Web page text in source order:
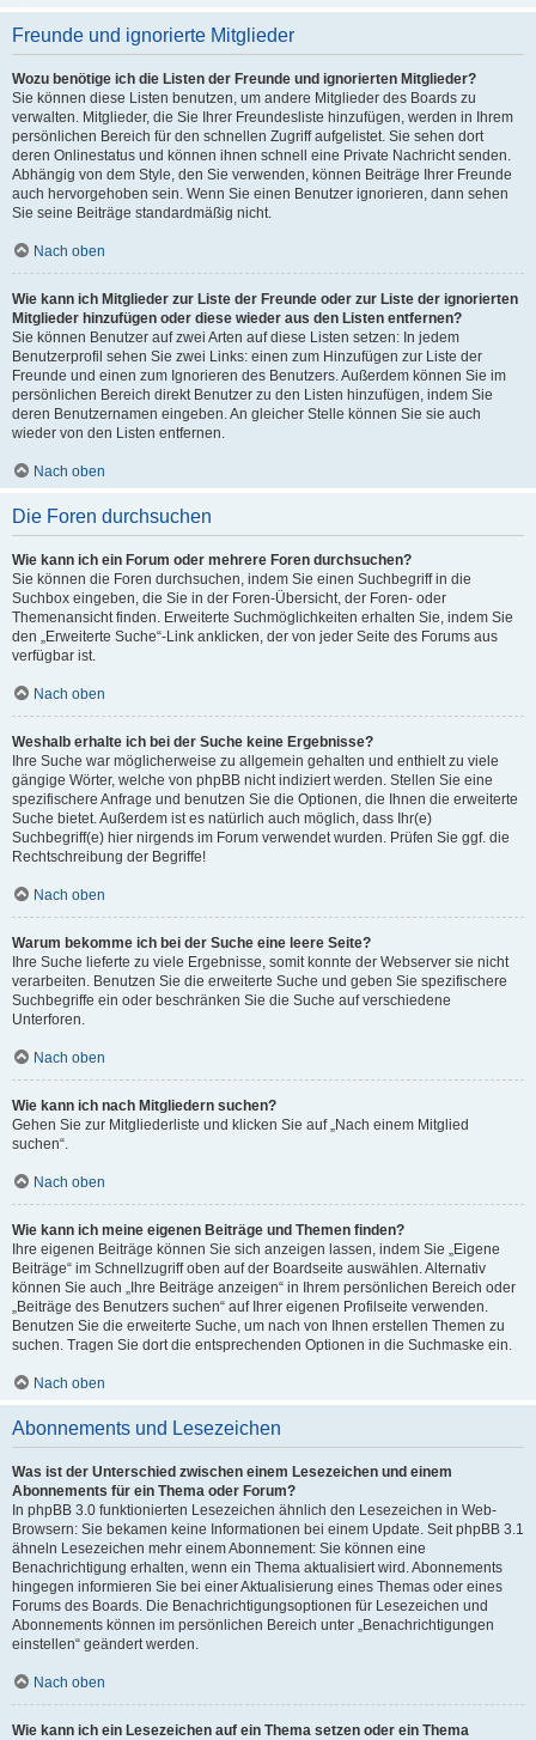
Freunde und ignorierte Mitglieder
Wozu benötige ich die Listen der Freunde und ignorierten Mitglieder?
Sie können diese Listen benutzen, um andere Mitglieder des Boards zu
verwalten. Mitglieder, die Sie Ihrer Freundesliste hinzufügen, werden in Ihrem
persönlichen Bereich für den schnellen Zugriff aufgelistet. Sie sehen dort
deren Onlinestatus und können ihnen schnell eine Private Nachricht senden.
Abhängig von dem Style, den Sie verwenden, können Beiträge Ihrer Freunde
auch hervorgehoben sein. Wenn Sie einen Benutzer ignorieren, dann sehen
Sie seine Beiträge standardmäßig nicht.
Nach oben
Wie kann ich Mitglieder zur Liste der Freunde oder zur Liste der ignorierten
Mitglieder hinzufügen oder diese wieder aus den Listen entfernen?
Sie können Benutzer auf zwei Arten auf diese Listen setzen: In jedem
Benutzerprofil sehen Sie zwei Links: einen zum Hinzufügen zur Liste der
Freunde und einen zum Ignorieren des Benutzers. Außerdem können Sie im
persönlichen Bereich direkt Benutzer zu den Listen hinzufügen, indem Sie
deren Benutzernamen eingeben. An gleicher Stelle können Sie sie auch
wieder von den Listen entfernen.
Nach oben
Die Foren durchsuchen
Wie kann ich ein Forum oder mehrere Foren durchsuchen?
Sie können die Foren durchsuchen, indem Sie einen Suchbegriff in die
Suchbox eingeben, die Sie in der Foren-Übersicht, der Foren- oder
Themenansicht finden. Erweiterte Suchmöglichkeiten erhalten Sie, indem Sie
den „Erweiterte Suche“-Link anklicken, der von jeder Seite des Forums aus
verfügbar ist.
Nach oben
Weshalb erhalte ich bei der Suche keine Ergebnisse?
Ihre Suche war möglicherweise zu allgemein gehalten und enthielt zu viele
gängige Wörter, welche von phpBB nicht indiziert werden. Stellen Sie eine
spezifischere Anfrage und benutzen Sie die Optionen, die Ihnen die erweiterte
Suche bietet. Außerdem ist es natürlich auch möglich, dass Ihr(e)
Suchbegriff(e) hier nirgends im Forum verwendet wurden. Prüfen Sie ggf. die
Rechtschreibung der Begriffe!
Nach oben
Warum bekomme ich bei der Suche eine leere Seite?
Ihre Suche lieferte zu viele Ergebnisse, somit konnte der Webserver sie nicht
verarbeiten. Benutzen Sie die erweiterte Suche und geben Sie spezifischere
Suchbegriffe ein oder beschränken Sie die Suche auf verschiedene
Unterforen.
Nach oben
Wie kann ich nach Mitgliedern suchen?
Gehen Sie zur Mitgliederliste und klicken Sie auf „Nach einem Mitglied
suchen“.
Nach oben
Wie kann ich meine eigenen Beiträge und Themen finden?
Ihre eigenen Beiträge können Sie sich anzeigen lassen, indem Sie „Eigene
Beiträge“ im Schnellzugriff oben auf der Boardseite auswählen. Alternativ
können Sie auch „Ihre Beiträge anzeigen“ in Ihrem persönlichen Bereich oder
„Beiträge des Benutzers suchen“ auf Ihrer eigenen Profilseite verwenden.
Benutzen Sie die erweiterte Suche, um nach von Ihnen erstellen Themen zu
suchen. Tragen Sie dort die entsprechenden Optionen in die Suchmaske ein.
Nach oben
Abonnements und Lesezeichen
Was ist der Unterschied zwischen einem Lesezeichen und einem
Abonnements für ein Thema oder Forum?
In phpBB 3.0 funktionierten Lesezeichen ähnlich den Lesezeichen in Web-
Browsern: Sie bekamen keine Informationen bei einem Update. Seit phpBB 3.1
ähneln Lesezeichen mehr einem Abonnement: Sie können eine
Benachrichtigung erhalten, wenn ein Thema aktualisiert wird. Abonnements
hingegen informieren Sie bei einer Aktualisierung eines Themas oder eines
Forums des Boards. Die Benachrichtigungsoptionen für Lesezeichen und
Abonnements können im persönlichen Bereich unter „Benachrichtigungen
einstellen“ geändert werden.
Nach oben
Wie kann ich ein Lesezeichen auf ein Thema setzen oder ein Thema